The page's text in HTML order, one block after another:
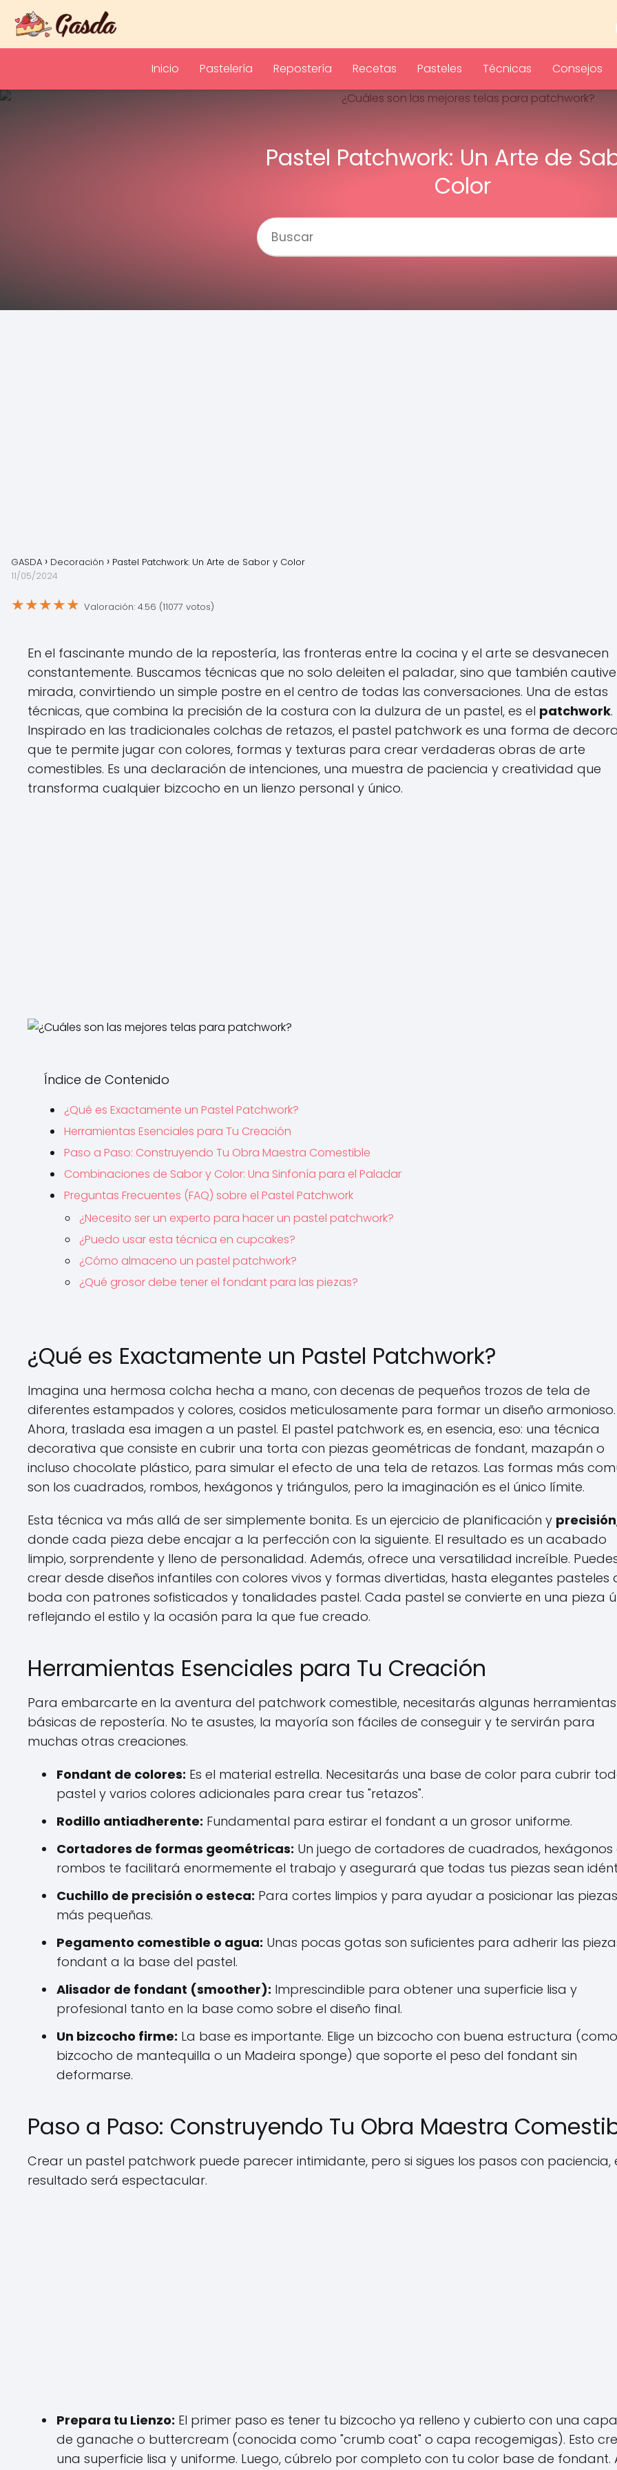
Inicio Pastelería Repostería Recetas Pasteles Técnicas Consejos
Pastel Patchwork: Un Arte de
Color
GASDA Decoración
Pastel Patchwork: Un Arte de Sabor y Color
11/05/2024
★★★★★ Valoración: 4.56 (11077 votos)
En el fascinante mundo de la repostería, las fronteras entre la cocina y el arte se desvanecen
constantemente. Buscamos técnicas que no solo deleiten el paladar, sino que también
mirada, convirtiendo un simple postre en el centro de todas las conversaciones. Una de estas
técnicas, que combina la precisión de la costura con la dulzura de un pastel, es el patchwork.
Inspirado en las tradicionales colchas de retazos, el pastel patchwork es una forma de
que te permite jugar con colores, formas y texturas para crear verdaderas obras de arte
comestibles. Es una declaración de intenciones, una muestra de paciencia y creatividad que
transforma cualquier bizcocho en un lienzo personal y único.
Índice de Contenido
¿Qué es Exactamente un Pastel Patchwork?
Herramientas Esenciales para Tu Creación
Paso a Paso: Construyendo Tu Obra Maestra Comestible
Combinaciones de Sabor y Color: Una Sinfonía para el Paladar
Preguntas Frecuentes (FAQ) sobre el Pastel Patchwork
¿Necesito ser un experto para hacer un pastel patchwork?
¿Puedo usar esta técnica en cupcakes?
¿Cómo almaceno un pastel patchwork?
¿Qué grosor debe tener el fondant para las piezas?
¿Qué es Exactamente un Pastel Patchwork?
Imagina una hermosa colcha hecha a mano, con decenas de pequeños trozos de tela de
diferentes estampados y colores, cosidos meticulosamente para formar un diseño armonioso.
Ahora, traslada esa imagen a un pastel. El pastel patchwork es, en esencia, eso: una técnica
decorativa que consiste en cubrir una torta con piezas geométricas de fondant, mazapán o
incluso chocolate plástico, para simular el efecto de una tela de retazos. Las formas más
son los cuadrados, rombos, hexágonos y triángulos, pero la imaginación es el único límite.
Esta técnica va más allá de ser simplemente bonita. Es un ejercicio de planificación y precisión
donde cada pieza debe encajar a la perfección con la siguiente. El resultado es un acabado
limpio, sorprendente y lleno de personalidad. Además, ofrece una versatilidad increíble.
crear desde diseños infantiles con colores vivos y formas divertidas, hasta elegantes pasteles
boda con patrones sofisticados y tonalidades pastel. Cada pastel se convierte en una pieza
reflejando el estilo y la ocasión para la que fue creado.
Herramientas Esenciales para Tu Creación
Para embarcarte en la aventura del patchwork comestible, necesitarás algunas herramientas
básicas de repostería. No te asustes, la mayoría son fáciles de conseguir y te servirán para
muchas otras creaciones.
Fondant de colores: Es el material estrella. Necesitarás una base de color para cubrir
pastel y varios colores adicionales para crear tus "retazos".
Rodillo antiadherente: Fundamental para estirar el fondant a un grosor uniforme.
Cortadores de formas geométricas: Un juego de cortadores de cuadrados, hexágonos
rombos te facilitará enormemente el trabajo y asegurará que todas tus piezas sean
Cuchillo de precisión o esteca: Para cortes limpios y para ayudar a posicionar las piezas
más pequeñas.
Pegamento comestible o agua: Unas pocas gotas son suficientes para adherir las
fondant a la base del pastel.
Alisador de fondant (smoother): Imprescindible para obtener una superficie lisa y
profesional tanto en la base como sobre el diseño final.
Un bizcocho firme: La base es importante. Elige un bizcocho con buena estructura
bizcocho de mantequilla o un Madeira sponge) que soporte el peso del fondant sin
deformarse.
Paso a Paso: Construyendo Tu Obra Maestra
Crear un pastel patchwork puede parecer intimidante, pero si sigues los pasos con paciencia,
resultado será espectacular.
Prepara tu Lienzo: El primer paso es tener tu bizcocho ya relleno y cubierto con una
de ganache o buttercream (conocida como "crumb coat" o capa recogemigas). Esto
una superficie lisa y uniforme. Luego, cúbrelo por completo con tu color base de fondant.